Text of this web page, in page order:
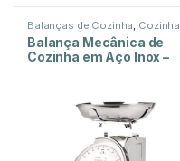
Balanças de Cozinha Cozinha
Peq. Domésticos
Balança Mecânica de
Cozinha em Aço Inox –